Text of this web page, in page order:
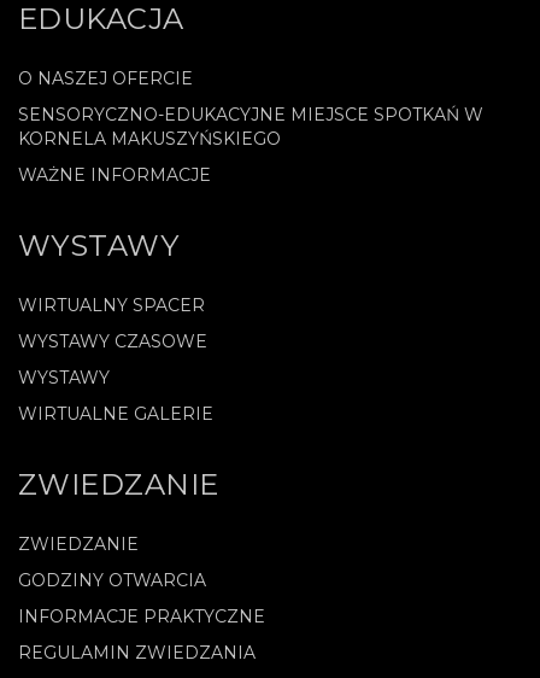
EDUKACJA
O NASZEJ OFERCIE
SENSORYCZNO-EDUKACYJNE MIEJSCE SPOTKAŃ W
KORNELA MAKUSZYŃSKIEGO
WAŻNE INFORMACJE
WYSTAWY
WIRTUALNY SPACER
WYSTAWY CZASOWE
WYSTAWY
WIRTUALNE GALERIE
ZWIEDZANIE
ZWIEDZANIE
GODZINY OTWARCIA
INFORMACJE PRAKTYCZNE
REGULAMIN ZWIEDZANIA